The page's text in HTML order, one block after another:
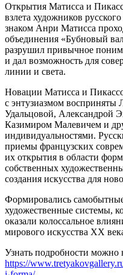
Открытия Матисса и
взлета художников
знаком Анри Матисса
объединения «Бубновый
разрушил привычное
и дал возможность для
линии и света.
Новации Матисса и
с энтузиазмом
Удальцовой, Александрой
Казимиром Малевичем и
индивидуальностями.
приемы французских
их открытия в области
собственных
создания искусства для
Формировались
художественные системы,
оказали колоссальное
мирового искусства XX
Узнать подробности можно
https://